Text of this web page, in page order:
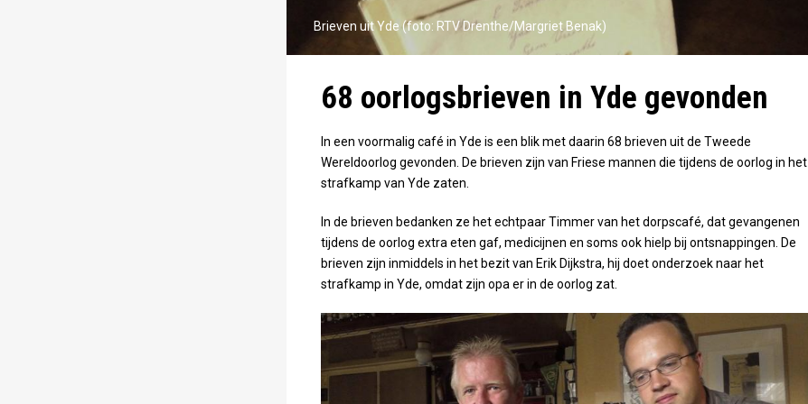
Brieven uit Yde (foto: RTV Drenthe/Margriet Benak)
68 oorlogsbrieven in Yde gevonden
In een voormalig café in Yde is een blik met daarin 68 brieven uit de Tweede
Wereldoorlog gevonden. De brieven zijn van Friese mannen die tijdens de oorlog in het
strafkamp van Yde zaten.
In de brieven bedanken ze het echtpaar Timmer van het dorpscafé, dat gevangenen
tijdens de oorlog extra eten gaf, medicijnen en soms ook hielp bij ontsnappingen. De
brieven zijn inmiddels in het bezit van Erik Dijkstra, hij doet onderzoek naar het
strafkamp in Yde, omdat zijn opa er in de oorlog zat.